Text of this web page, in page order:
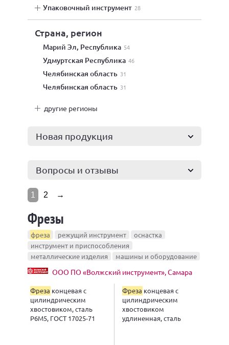
упаковочный инструмент 28
Страна, регион
Марий Эл, Республика 54
Удмуртская Республика 46
Челябинская область 31
Челябинская область 31
другие регионы
Новая продукция
Вопросы и отзывы
1 2 →
Фрезы
фреза режущий инструмент
оснастка
инструмент и приспособления
металлические изделия
машины и оборудование
ООО ПО «Волжский инструмент», Самара
Фреза концевая с
цилиндрическим
хвостовиком, сталь
Р6М5, ГОСТ 17025-71
Фреза концевая с
цилиндрическим
хвостовиком
удлиненная, сталь